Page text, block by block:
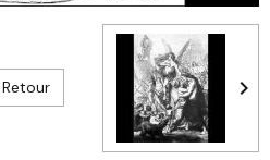
Retour